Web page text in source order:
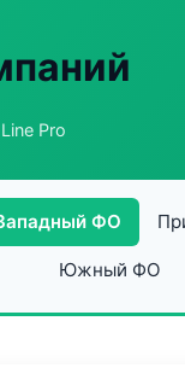
Pro
ФО
Южный ФО